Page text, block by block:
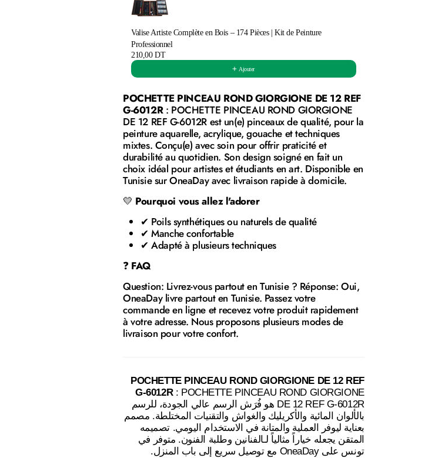
Valise Artiste Complète en Bois – 174 Pièces | Kit de Peinture
Professionnel
210,00 DT
Ajouter
POCHETTE PINCEAU ROND GIORGIONE DE 12 REF
G-6012R: POCHETTE PINCEAU ROND GIORGIONE
DE 12 REF G-6012R est un(e) pinceaux de qualité, pour la
peinture aquarelle, acrylique, gouache et techniques
mixtes. Conçu(e) avec soin pour offrir praticité et
durabilité au quotidien. Son design soigné en fait un
choix idéal pour artistes et étudiants en art. Disponible en
Tunisie sur OneaDay avec livraison rapide à domicile.
💛 Pourquoi vous allez l'adorer
✔ Poils synthétiques ou naturels de qualité
✔ Manche confortable
✔ Adapté à plusieurs techniques
❓ FAQ
Question: Livrez-vous partout en Tunisie ? Réponse: Oui,
OneaDay livre partout en Tunisie. Passez votre
commande en ligne et recevez votre produit rapidement
à votre adresse. Nous proposons plusieurs modes de
livraison pour votre confort.
POCHETTE PINCEAU ROND GIORGIONE DE 12 REF
G-6012R: POCHETTE PINCEAU ROND GIORGIONE
DE 12 REF G-6012R هو فُرَش الرسم عالي الجودة، للرسم
بالألوان المائية والأكريليك والغواش والتقنيات المختلطة. مصمم
بعناية ليوفر العملية والمتانة في الاستخدام اليومي. تصميمه
المتقن يجعله خياراً مثالياً لـالفنانين وطلبة الفنون. متوفر في
تونس على OneaDay مع توصيل سريع إلى باب المنزل.